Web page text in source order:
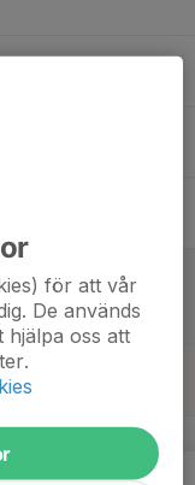
för att vår
De används
hjälpa oss att